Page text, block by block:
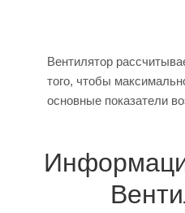
Вентилятор
того, чтобы
основные показатели